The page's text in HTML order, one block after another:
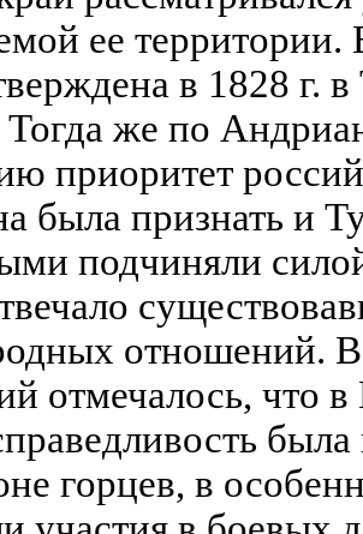
ее
в 1828 г.
Тогда же по
приоритет
была признать и
подчиняли
отношений. В
отмечалось, что
горцев, в